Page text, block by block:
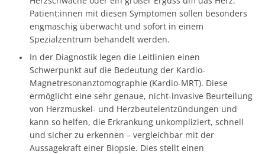
Patient:innen mit diesen Symptomen sollen besonders
engmaschig überwacht und sofort in einem
Spezialzentrum behandelt werden.
In der Diagnostik legen die Leitlinien einen
Schwerpunkt auf die Bedeutung der Kardio-
Magnetresonanztomographie (Kardio-MRT). Diese
ermöglicht eine sehr genaue, nicht-invasive Beurteilung
von Herzmuskel- und Herzbeutelentzündungen und
kann so helfen, die Erkrankung unkompliziert, schnell
und sicher zu erkennen – vergleichbar mit der
Aussagekraft einer Biopsie. Dies stellt einen